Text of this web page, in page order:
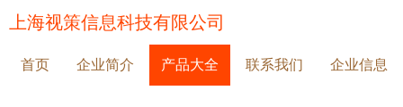
上海视策信息科技有限公司
首页 企业简介 产品大全 联系我们 企业信息